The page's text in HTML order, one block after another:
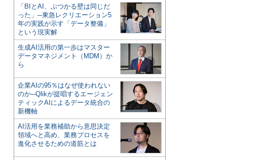
「BIとAI、ぶつかる壁は同じだ
った」─東急レクリエーション5
年の実践が示す「データ整備」
という現実解
生成AI活用の第一歩はマスター
データマネジメント（MDM）か
ら
企業AIの95％はなぜ使われない
のか─Qlikが提唱するエージェン
ティックAIによるデータ統合の
新機軸
AI活用を業務補助から意思決定
領域へと高め、業務プロセスを
進化させるための道筋とは